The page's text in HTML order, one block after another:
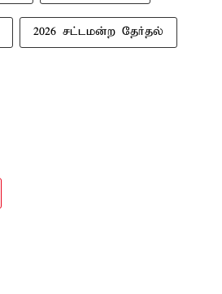
2026 சட்டமன்ற தேர்தல்